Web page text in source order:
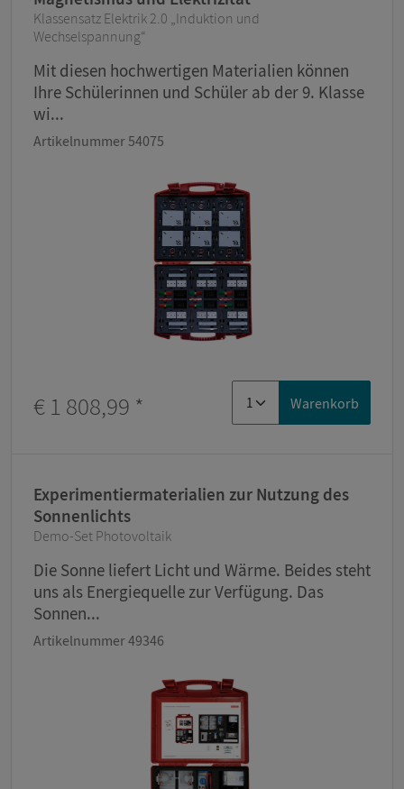
Klassensatz Elektrik 2.0 „Induktion und
Wechselspannung“
Mit diesen hochwertigen Materialien können
Ihre Schülerinnen und Schüler ab der 9. Klasse
wi...
Artikelnummer 54075
€ 1 808,99 * Warenkorb
Experimentiermaterialien zur Nutzung des
Sonnenlichts
Demo-Set Photovoltaik
Die Sonne liefert Licht und Wärme. Beides steht
uns als Energiequelle zur Verfügung. Das
Sonnen...
Artikelnummer 49346